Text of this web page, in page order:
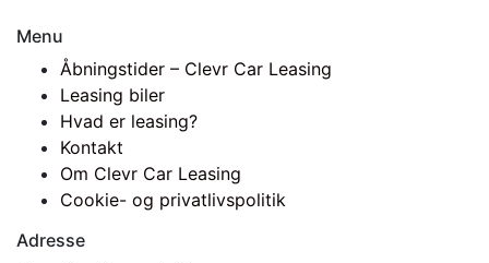
Menu
Åbningstider – Clevr Car Leasing
Leasing biler
Hvad er leasing?
Kontakt
Om Clevr Car Leasing
Cookie- og privatlivspolitik
Adresse